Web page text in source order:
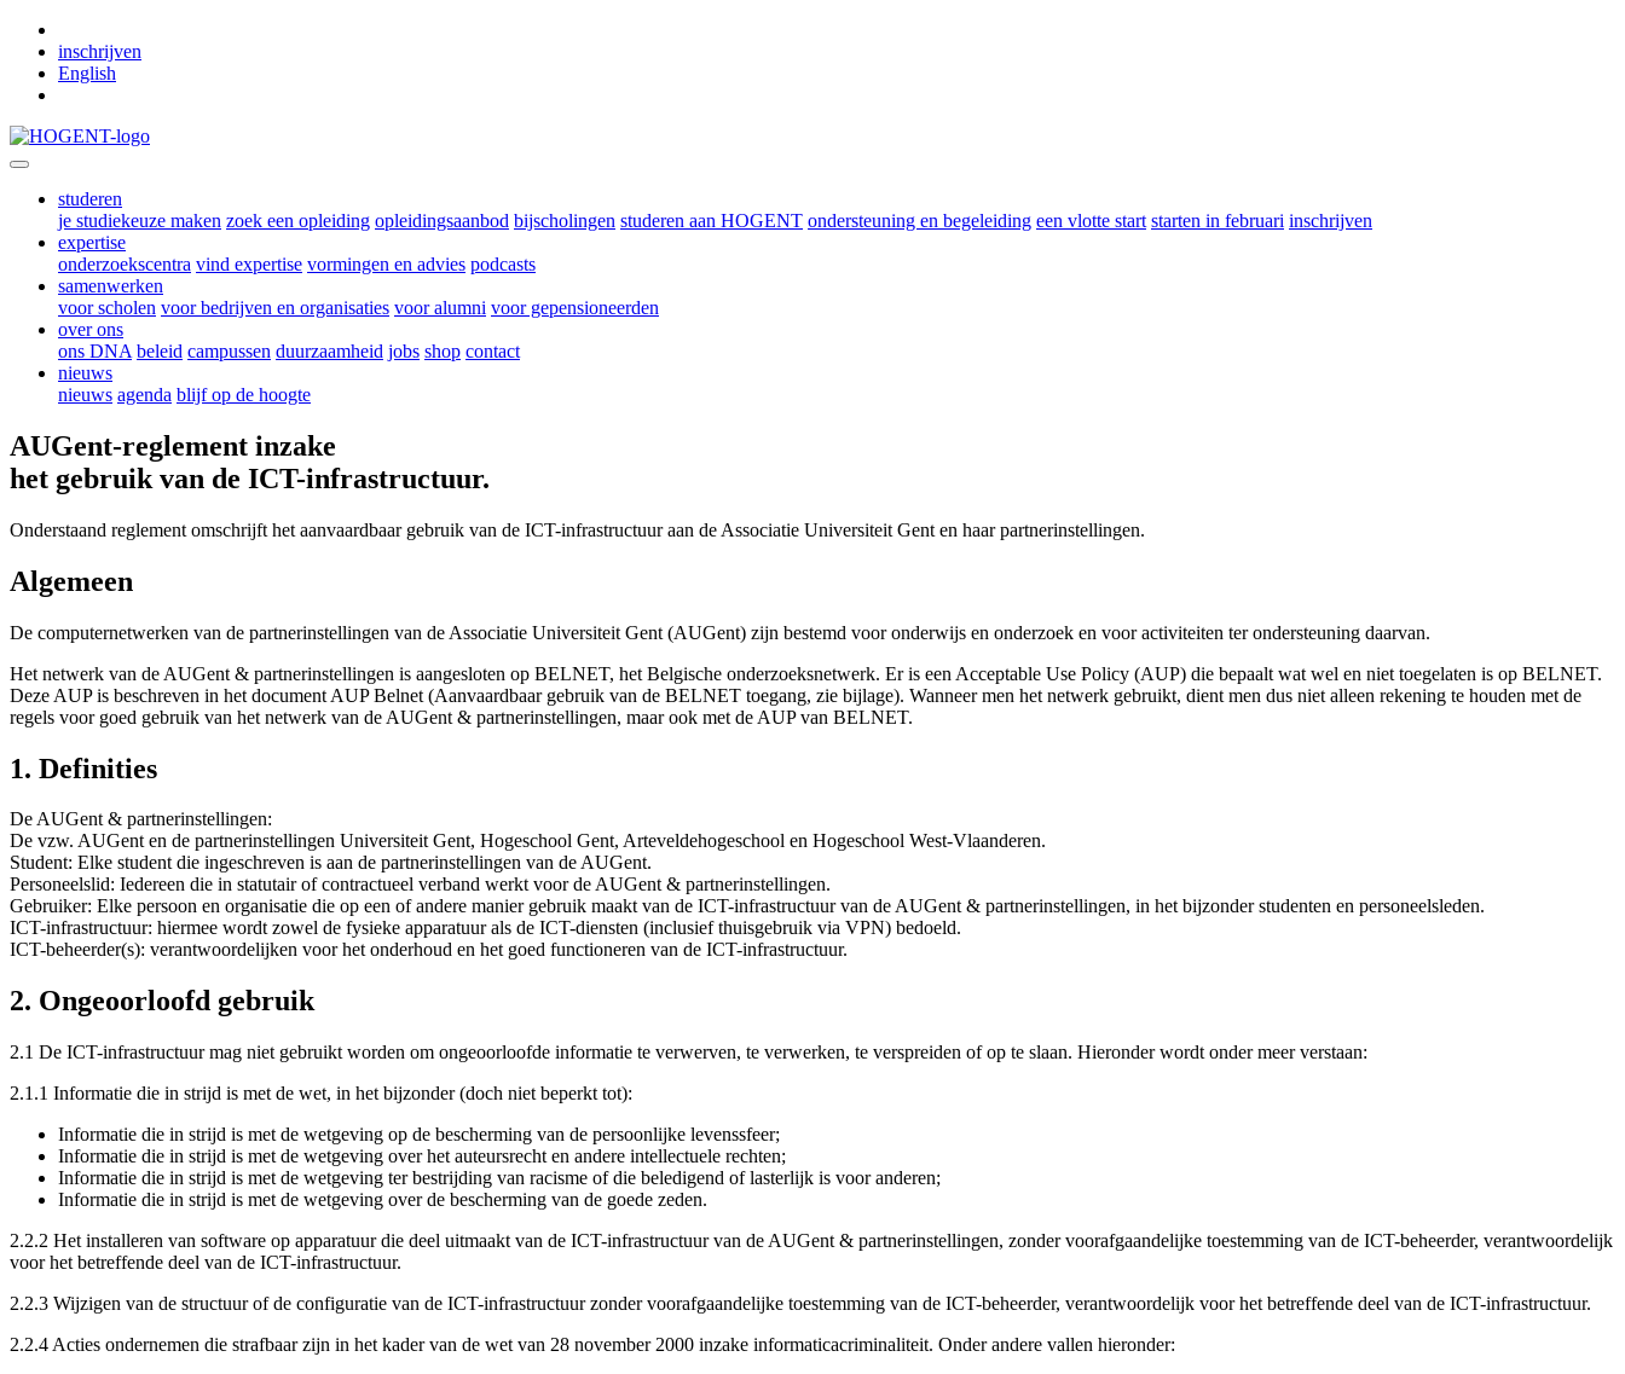
inschrijven
English
studeren
je studiekeuze maken zoek een opleiding opleidingsaanbod bijscholingen studeren aan HOGENT ondersteuning en begeleiding een vlotte start starten in februari inschrijven
expertise
onderzoekscentra vind expertise vormingen en advies podcasts
samenwerken
voor scholen voor bedrijven en organisaties voor alumni voor gepensioneerden
over ons
ons DNA beleid campussen duurzaamheid jobs shop contact
nieuws
nieuws agenda blijf op de hoogte
AUGent-reglement inzake
het gebruik van de ICT-infrastructuur.
Onderstaand reglement omschrijft het aanvaardbaar gebruik van de ICT-infrastructuur aan de Associatie Universiteit Gent en haar partnerinstellingen.
Algemeen
De computernetwerken van de partnerinstellingen van de Associatie Universiteit Gent (AUGent) zijn bestemd voor onderwijs en onderzoek en voor activiteiten ter ondersteuning daarvan.
Het netwerk van de AUGent & partnerinstellingen is aangesloten op BELNET, het Belgische onderzoeksnetwerk. Er is een Acceptable Use Policy (AUP) die bepaalt wat wel en niet toegelaten is op BELNET.
Deze AUP is beschreven in het document AUP Belnet (Aanvaardbaar gebruik van de BELNET toegang, zie bijlage). Wanneer men het netwerk gebruikt, dient men dus niet alleen rekening te houden met de
regels voor goed gebruik van het netwerk van de AUGent & partnerinstellingen, maar ook met de AUP van BELNET.
1. Definities
De AUGent & partnerinstellingen:
De vzw. AUGent en de partnerinstellingen Universiteit Gent, Hogeschool Gent, Arteveldehogeschool en Hogeschool West-Vlaanderen.
Student: Elke student die ingeschreven is aan de partnerinstellingen van de AUGent.
Personeelslid: Iedereen die in statutair of contractueel verband werkt voor de AUGent & partnerinstellingen.
Gebruiker: Elke persoon en organisatie die op een of andere manier gebruik maakt van de ICT-infrastructuur van de AUGent & partnerinstellingen, in het bijzonder studenten en personeelsleden.
ICT-infrastructuur: hiermee wordt zowel de fysieke apparatuur als de ICT-diensten (inclusief thuisgebruik via VPN) bedoeld.
ICT-beheerder(s): verantwoordelijken voor het onderhoud en het goed functioneren van de ICT-infrastructuur.
2. Ongeoorloofd gebruik
2.1 De ICT-infrastructuur mag niet gebruikt worden om ongeoorloofde informatie te verwerven, te verwerken, te verspreiden of op te slaan. Hieronder wordt onder meer verstaan:
2.1.1 Informatie die in strijd is met de wet, in het bijzonder (doch niet beperkt tot):
Informatie die in strijd is met de wetgeving op de bescherming van de persoonlijke levenssfeer;
Informatie die in strijd is met de wetgeving over het auteursrecht en andere intellectuele rechten;
Informatie die in strijd is met de wetgeving ter bestrijding van racisme of die beledigend of lasterlijk is voor anderen;
Informatie die in strijd is met de wetgeving over de bescherming van de goede zeden.
2.2.2 Het installeren van software op apparatuur die deel uitmaakt van de ICT-infrastructuur van de AUGent & partnerinstellingen, zonder voorafgaandelijke toestemming van de ICT-beheerder, verantwoordelijk
voor het betreffende deel van de ICT-infrastructuur.
2.2.3 Wijzigen van de structuur of de configuratie van de ICT-infrastructuur zonder voorafgaandelijke toestemming van de ICT-beheerder, verantwoordelijk voor het betreffende deel van de ICT-infrastructuur.
2.2.4 Acties ondernemen die strafbaar zijn in het kader van de wet van 28 november 2000 inzake informaticacriminaliteit. Onder andere vallen hieronder: